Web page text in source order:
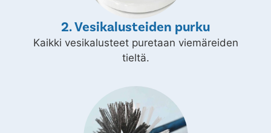
2. Vesikalusteiden purku
Kaikki vesikalusteet puretaan viemäreiden
tieltä.